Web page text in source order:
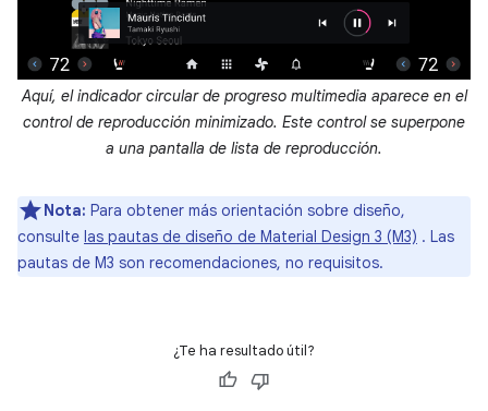
Aquí, el indicador circular de progreso multimedia aparece en el
control de reproducción minimizado. Este control se superpone
a una pantalla de lista de reproducción.
Nota: Para obtener más orientación sobre diseño,
consulte las pautas de diseño de Material Design 3 (M3) . Las
pautas de M3 son recomendaciones, no requisitos.
¿Te ha resultado útil?